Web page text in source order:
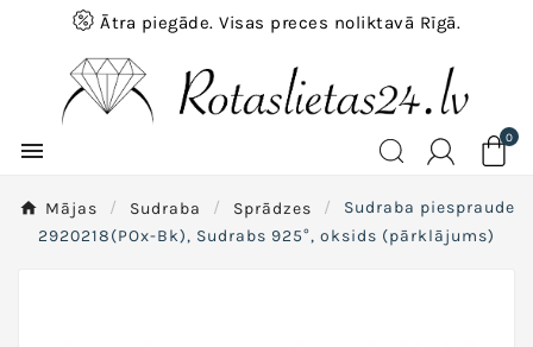
Ātra piegāde. Visas preces noliktavā Rīgā.
 0
Mājas Sudraba Sprādzes
Sudraba piespraude
2920218(POx-Bk), Sudrabs 925°, oksids (pārklājums)